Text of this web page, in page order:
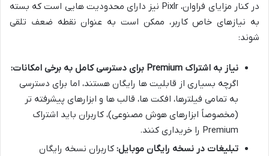
در کنار مزایای فراوان، Pixlr نیز دارای محدودیت هایی است که بسته
به نیازهای خاص کاربر، ممکن است به عنوان نقطه ضعف تلقی
شوند:
نیاز به اشتراک Premium برای دسترسی کامل به برخی امکانات:
اگرچه بسیاری از قابلیت ها رایگان هستند، اما برای دسترسی
به تمامی فیلترها، افکت ها، قالب ها و ابزارهای پیشرفته تر
(مخصوصاً ابزارهای هوش مصنوعی)، کاربران باید اشتراک
Premium را خریداری کنند.
تبلیغات در نسخه رایگان موبایل: کاربران نسخه رایگان